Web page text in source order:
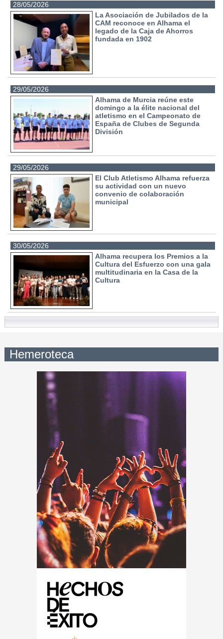
28/05/2026
La Asociación de Jubilados de la
CAM reconoce en Alhama el
legado de la Caja de Ahorros
fundada en 1902
29/05/2026
Alhama de Murcia reúne este
domingo a la élite nacional del
atletismo en el Campeonato de
España de Clubes de Segunda
División
29/05/2026
El Club Atletismo Alhama refuerza
su actividad con un nuevo
convenio de colaboración
municipal
30/05/2026
Alhama recupera los Premios a la
Cultura del Esfuerzo con una gala
multitudinaria en la Casa de la
Cultura
Hemeroteca